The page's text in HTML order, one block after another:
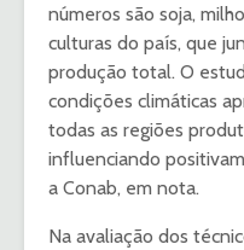
números são soja,
culturas do país, que
produção total. O
condições climáticas
todas as regiões
influenciando
a Conab, em nota.
Na avaliação dos